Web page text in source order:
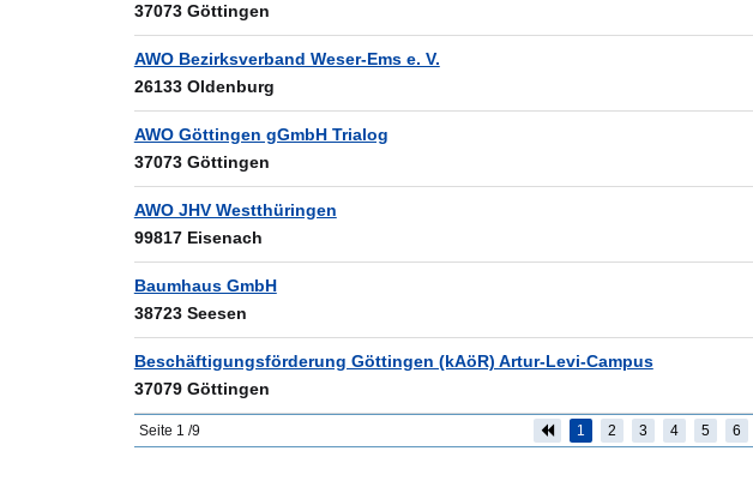
37073 Göttingen
AWO Bezirksverband Weser-Ems e. V.
26133 Oldenburg
AWO Göttingen gGmbH Trialog
37073 Göttingen
AWO JHV Westthüringen
99817 Eisenach
Baumhaus GmbH
38723 Seesen
Beschäftigungsförderung Göttingen (kAöR) Artur-Levi-Campus
37079 Göttingen
Seite 1 /9 1 2 3 4 5 6